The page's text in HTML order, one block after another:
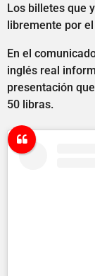
Los billetes que
libremente por
En el
inglés real
presentación
50 libras.